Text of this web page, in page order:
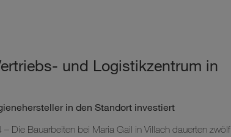
und Logistikzentrum in
in den Standort investiert
Die Bauarbeiten bei Maria Gail in Villach dauerten zwölf